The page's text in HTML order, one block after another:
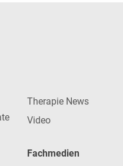
Therapie News
Video
Fachmedien